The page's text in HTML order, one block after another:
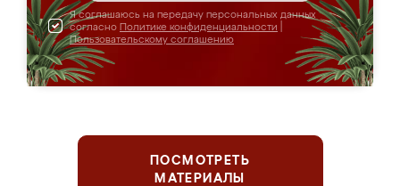
Я соглашаюсь на передачу персональных данных
согласно Политике конфиденциальности
Пользовательскому соглашению
ПОСМОТРЕТЬ
МАТЕРИАЛЫ